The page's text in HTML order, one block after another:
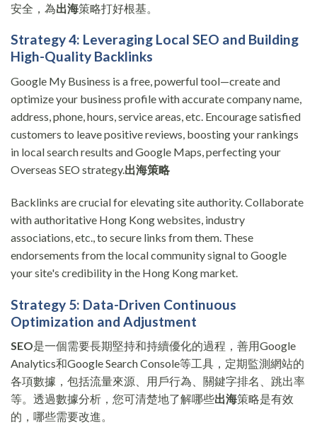
安全，為出海策略打好根基。
Strategy 4: Leveraging Local SEO and Building
High-Quality Backlinks
Google My Business is a free, powerful tool—create and
optimize your business profile with accurate company name,
address, phone, hours, service areas, etc. Encourage satisfied
customers to leave positive reviews, boosting your rankings
in local search results and Google Maps, perfecting your
Overseas SEO strategy.出海策略
Backlinks are crucial for elevating site authority. Collaborate
with authoritative Hong Kong websites, industry
associations, etc., to secure links from them. These
endorsements from the local community signal to Google
your site's credibility in the Hong Kong market.
Strategy 5: Data-Driven Continuous
Optimization and Adjustment
SEO是一個需要長期堅持和持續優化的過程，善用Google
Analytics和Google Search Console等工具，定期監測網站的
各項數據，包括流量來源、用戶行為、關鍵字排名、跳出率
等。透過數據分析，您可清楚地了解哪些出海策略是有效
的，哪些需要改進。